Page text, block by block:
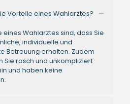
Vorteile eines Wahlarztes?
eines Wahlarztes sind, dass Sie
individuelle und
Betreuung erhalten. Zudem
Sie rasch und unkompliziert
und haben keine